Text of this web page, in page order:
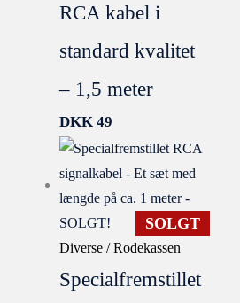
RCA kabel i
standard kvalitet
– 1,5 meter
DKK49
SOLGT
Diverse / Rodekassen
Specialfremstillet